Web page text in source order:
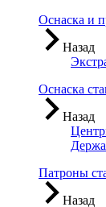
Оснаска и
Назад
Оснаска
Назад
Патроны
Назад